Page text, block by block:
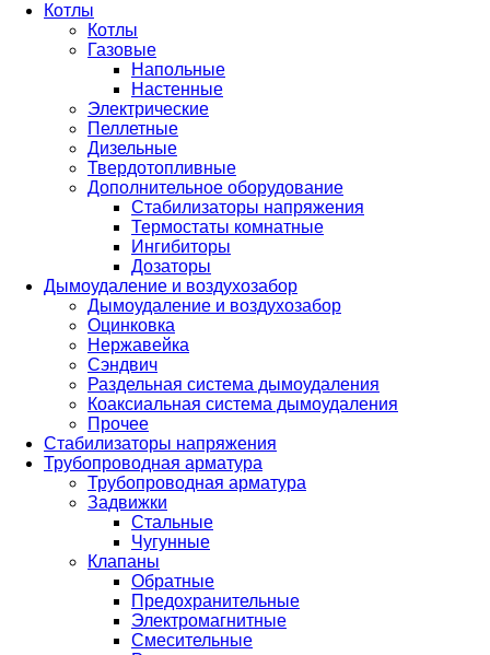
Котлы
Котлы
Газовые
Напольные
Настенные
Электрические
Пеллетные
Дизельные
Твердотопливные
Дополнительное оборудование
Стабилизаторы напряжения
Термостаты комнатные
Ингибиторы
Дозаторы
Дымоудаление и воздухозабор
Дымоудаление и воздухозабор
Оцинковка
Нержавейка
Сэндвич
Раздельная система дымоудаления
Коаксиальная система дымоудаления
Прочее
Стабилизаторы напряжения
Трубопроводная арматура
Трубопроводная арматура
Задвижки
Стальные
Чугунные
Клапаны
Обратные
Предохранительные
Электромагнитные
Смесительные